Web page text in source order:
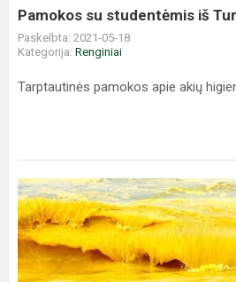
Pamokos su studentėmis iš
Paskelbta: 2021-05-18
Kategorija: Renginiai
Tarptautinės pamokos apie akių
Geltonoji
banga
ritasi
per
gimnaziją